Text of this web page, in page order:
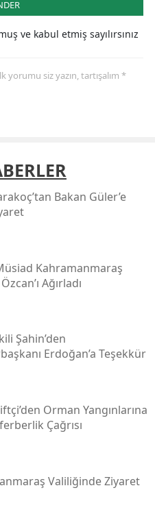
ve kabul etmiş sayılırsınız
siz yazın, tartışalım *
Bakan Güler’e
Kahramanmaraş
Ağırladı
Şahin’den
Erdoğan’a Teşekkür
Orman Yangınlarına
Çağrısı
Valiliğinde Ziyaret